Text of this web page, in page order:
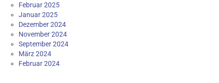
Februar 2025
Januar 2025
Dezember 2024
November 2024
September 2024
März 2024
Februar 2024